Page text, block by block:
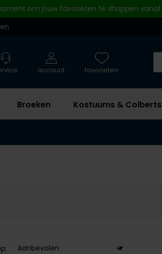
om jouw favorieten te shoppen vanaf
Broeken Kostuums & Colberts
account favorieten